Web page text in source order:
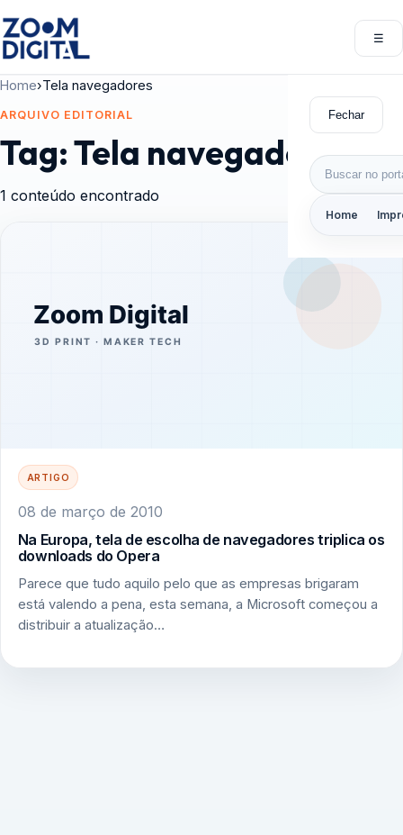
☰
Fechar
Buscar por:
Home
Home›Tela navegadores
ARQUIVO EDITORIAL
Tag:Tela navegadores
1 conteúdo encontrado
ARTIGO
08 de março de 2010
Na Europa, tela de escolha de navegadores triplica os
downloads do Opera
Parece que tudo aquilo pelo que as empresas brigaram
está valendo a pena, esta semana, a Microsoft começou a
distribuir a atualização…